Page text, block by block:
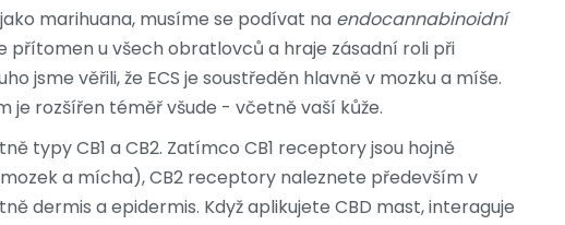
marihuana, musíme se podívat na endocannabinoidní
přítomen u všech obratlovců a hraje zásadní roli při
jsme věřili, že ECS je soustředěn hlavně v mozku a míše.
je rozšířen téměř všude - včetně vaší kůže.
typy CB1 a CB2. Zatímco CB1 receptory jsou hojně
a mícha), CB2 receptory naleznete především v
dermis a epidermis. Když aplikujete CBD mast, interaguje